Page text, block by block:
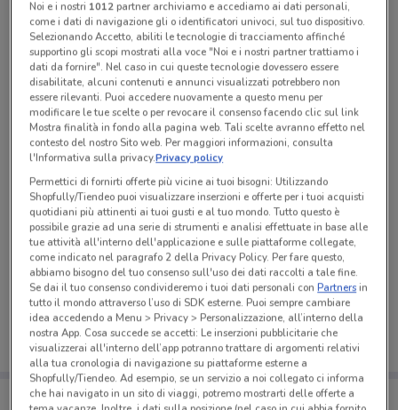
Tutte le promozioni di questo negozio
Ci dispiace, al momento non abbiamo pubblicato
volantini nella tua zona. Riprova più tardi.
Porta DoveConviene sempre con te!
Noi e i nostri 1012partner archiviamo e accediamo ai dati personali,
come i dati di navigazione gli o identificatori univoci, sul tuo dispositivo.
Selezionando Accetto, abiliti le tecnologie di tracciamento affinché
supportino gli scopi mostrati alla voce "Noi e i nostri partner trattiamo i
dati da fornire". Nel caso in cui queste tecnologie dovessero essere
disabilitate, alcuni contenuti e annunci visualizzati potrebbero non
essere rilevanti. Puoi accedere nuovamente a questo menu per
modificare le tue scelte o per revocare il consenso facendo clic sul link
Mostra finalità in fondo alla pagina web. Tali scelte avranno effetto nel
contesto del nostro Sito web. Per maggiori informazioni, consulta
l'Informativa sulla privacy.Privacy policy
Permettici di fornirti offerte più vicine ai tuoi bisogni: Utilizzando
Shopfully/Tiendeo puoi visualizzare inserzioni e offerte per i tuoi acquisti
quotidiani più attinenti ai tuoi gusti e al tuo mondo. Tutto questo è
possibile grazie ad una serie di strumenti e analisi effettuate in base alle
tue attività all'interno dell'applicazione e sulle piattaforme collegate,
come indicato nel paragrafo 2 della Privacy Policy. Per fare questo,
abbiamo bisogno del tuo consenso sull'uso dei dati raccolti a tale fine.
Se dai il tuo consenso condivideremo i tuoi dati personali conPartnersin
tutto il mondo attraverso l’uso di SDK esterne. Puoi sempre cambiare
idea accedendo a Menu > Privacy > Personalizzazione, all’interno della
nostra App. Cosa succede se accetti: Le inserzioni pubblicitarie che
visualizzerai all'interno dell’app potranno trattare di argomenti relativi
alla tua cronologia di navigazione su piattaforme esterne a
Shopfully/Tiendeo. Ad esempio, se un servizio a noi collegato ci informa
che hai navigato in un sito di viaggi, potremo mostrarti delle offerte a